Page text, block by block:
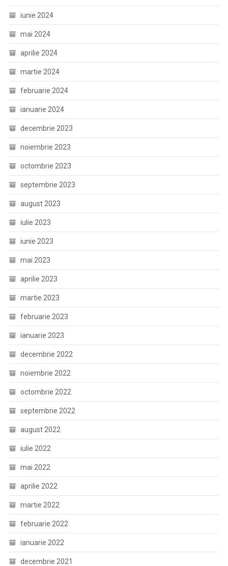
iunie 2024
mai 2024
aprilie 2024
martie 2024
februarie 2024
ianuarie 2024
decembrie 2023
noiembrie 2023
octombrie 2023
septembrie 2023
august 2023
iulie 2023
iunie 2023
mai 2023
aprilie 2023
martie 2023
februarie 2023
ianuarie 2023
decembrie 2022
noiembrie 2022
octombrie 2022
septembrie 2022
august 2022
iulie 2022
mai 2022
aprilie 2022
martie 2022
februarie 2022
ianuarie 2022
decembrie 2021